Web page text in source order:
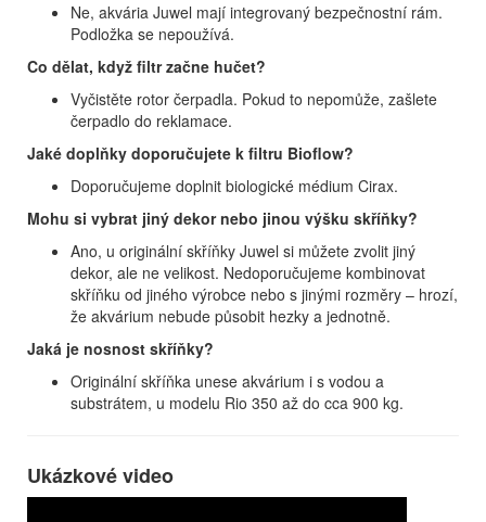
Ne, akvária Juwel mají integrovaný bezpečnostní rám.
Podložka se nepoužívá.
Co dělat, když filtr začne hučet?
Vyčistěte rotor čerpadla. Pokud to nepomůže, zašlete
čerpadlo do reklamace.
Jaké doplňky doporučujete k filtru Bioflow?
Doporučujeme doplnit biologické médium Cirax.
Mohu si vybrat jiný dekor nebo jinou výšku skříňky?
Ano, u originální skříňky Juwel si můžete zvolit jiný
dekor, ale ne velikost. Nedoporučujeme kombinovat
skříňku od jiného výrobce nebo s jinými rozměry – hrozí,
že akvárium nebude působit hezky a jednotně.
Jaká je nosnost skříňky?
Originální skříňka unese akvárium i s vodou a
substrátem, u modelu Rio 350 až do cca 900 kg.
Ukázkové video